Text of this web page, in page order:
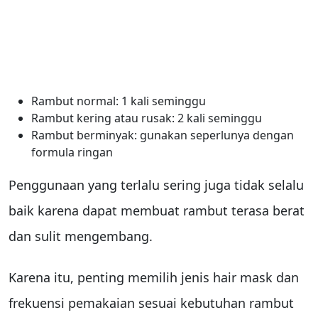
Rambut normal: 1 kali seminggu
Rambut kering atau rusak: 2 kali seminggu
Rambut berminyak: gunakan seperlunya dengan
formula ringan
Penggunaan yang terlalu sering juga tidak selalu
baik karena dapat membuat rambut terasa berat
dan sulit mengembang.
Karena itu, penting memilih jenis hair mask dan
frekuensi pemakaian sesuai kebutuhan rambut